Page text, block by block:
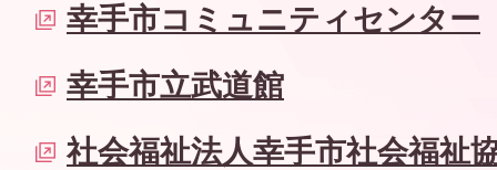
幸手市コミュニティセンター
幸手市立武道館
社会福祉法人幸手市社会福祉